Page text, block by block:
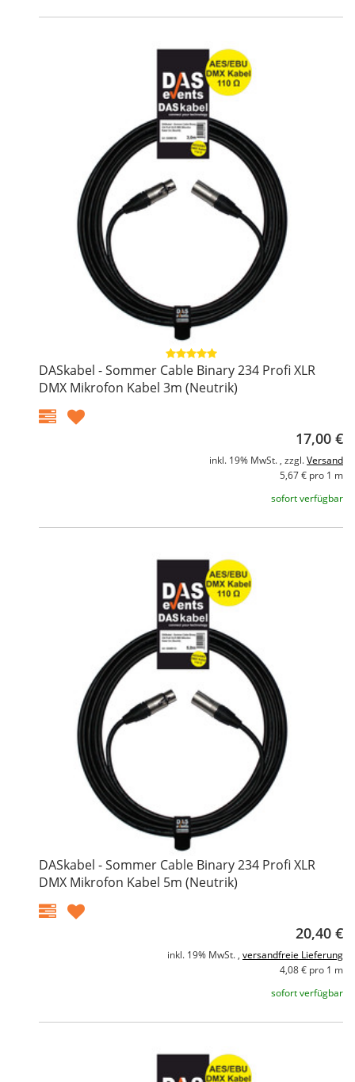
DASkabel - Sommer Cable Binary 234 Profi XLR
DMX Mikrofon Kabel 3m (Neutrik)
17,00 €
inkl. 19% MwSt. , zzgl. Versand
5,67 € pro 1 m
sofort verfügbar
DASkabel - Sommer Cable Binary 234 Profi XLR
DMX Mikrofon Kabel 5m (Neutrik)
20,40 €
inkl. 19% MwSt. , versandfreie Lieferung
4,08 € pro 1 m
sofort verfügbar